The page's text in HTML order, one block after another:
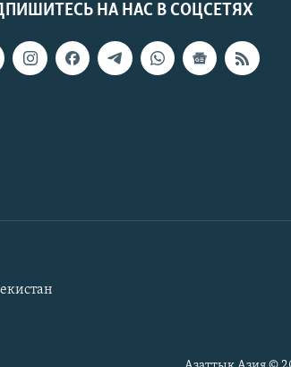
НА НАС В СОЦСЕТЯХ